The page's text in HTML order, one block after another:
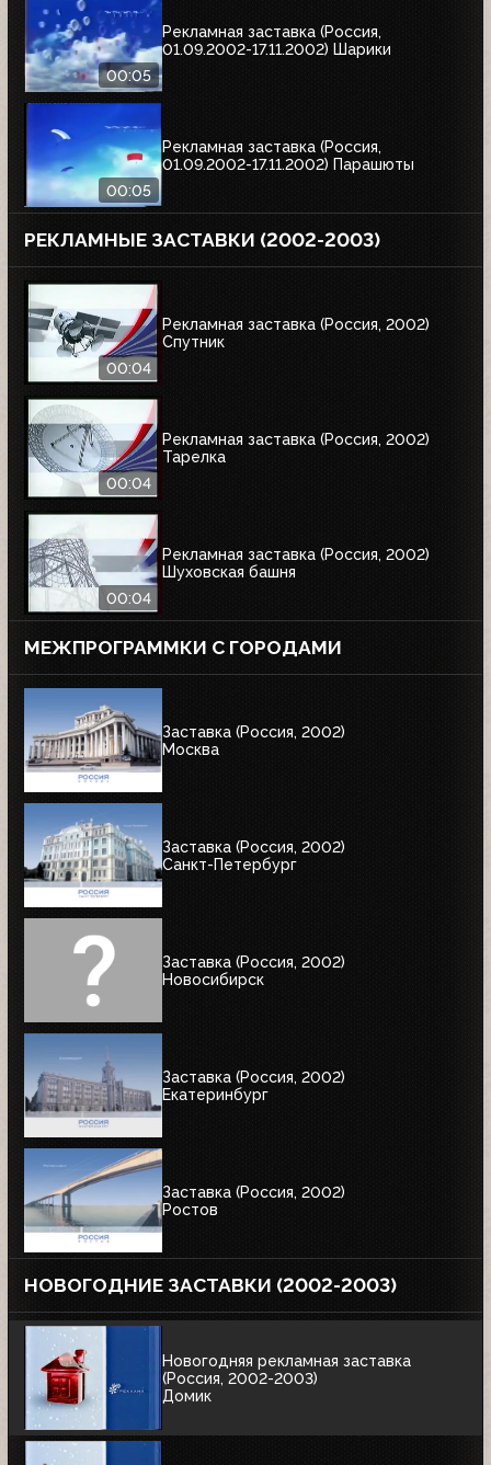
00:05
Рекламная заставка (Россия,
01.09.2002-17.11.2002) Шарики
00:05
Рекламная заставка (Россия,
01.09.2002-17.11.2002) Парашюты
РЕКЛАМНЫЕ ЗАСТАВКИ (2002-2003)
00:04
Рекламная заставка (Россия, 2002)
Спутник
00:04
Рекламная заставка (Россия, 2002)
Тарелка
00:04
Рекламная заставка (Россия, 2002)
Шуховская башня
МЕЖПРОГРАММКИ С ГОРОДАМИ
Заставка (Россия, 2002)
Москва
Заставка (Россия, 2002)
Санкт-Петербург
Заставка (Россия, 2002)
Новосибирск
Заставка (Россия, 2002)
Екатеринбург
Заставка (Россия, 2002)
Ростов
НОВОГОДНИЕ ЗАСТАВКИ (2002-2003)
Новогодняя рекламная заставка
(Россия, 2002-2003)
Домик